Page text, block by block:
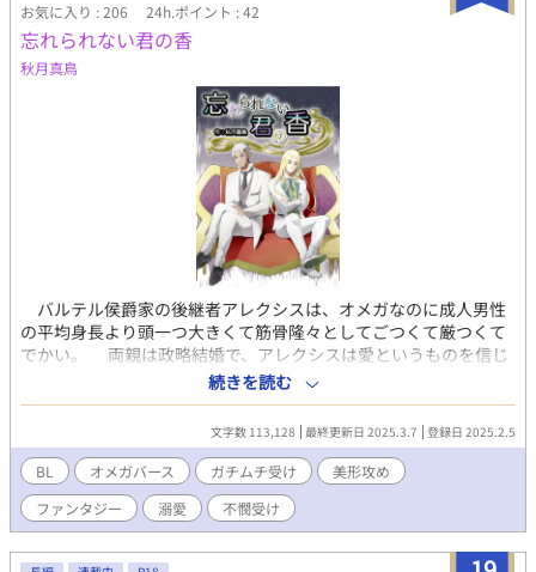
お気に入り : 206 24h.ポイント : 42
忘れられない君の香
秋月真鳥
バルテル侯爵家の後継者アレクシスは、オメガなのに成人男性
の平均身長より頭一つ大きくて筋骨隆々としてごつくて厳つくて
でかい。 両親は政略結婚で、アレクシスは愛というものを信じ
ていない。 母が亡くなり、父が借金を作って出奔した後、アレ
クシスは借金を返すために大金持ちのハインケス子爵家の三男、
ヴォルフラムと契約結婚をする。 アレクシスには十一年前に一
度だけ出会った初恋の少女がいたのだが、ヴォルフラムは初恋の
少女と同じ香りを漂わせていて、契約、政略結婚なのにアレクシ
スに誠実に優しくしてくる。 最初は頑なだったアレクシスもヴ
ォルフラムの優しさに心溶かされて……。 政略結婚から始まる
オメガバース。 受けがでかくてごついです！ ※ムーンライトノ
ベルズ様、エブリスタ様にも掲載しています。
続きを読む
文字数 113,128 最終更新日 2025.3.7 登録日 2025.2.5
BL オメガバース ガチムチ受け
美形攻め
ファンタジー
溺愛 不憫受け